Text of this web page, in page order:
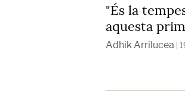
"És la
aquesta
Adhik Arrilucea |